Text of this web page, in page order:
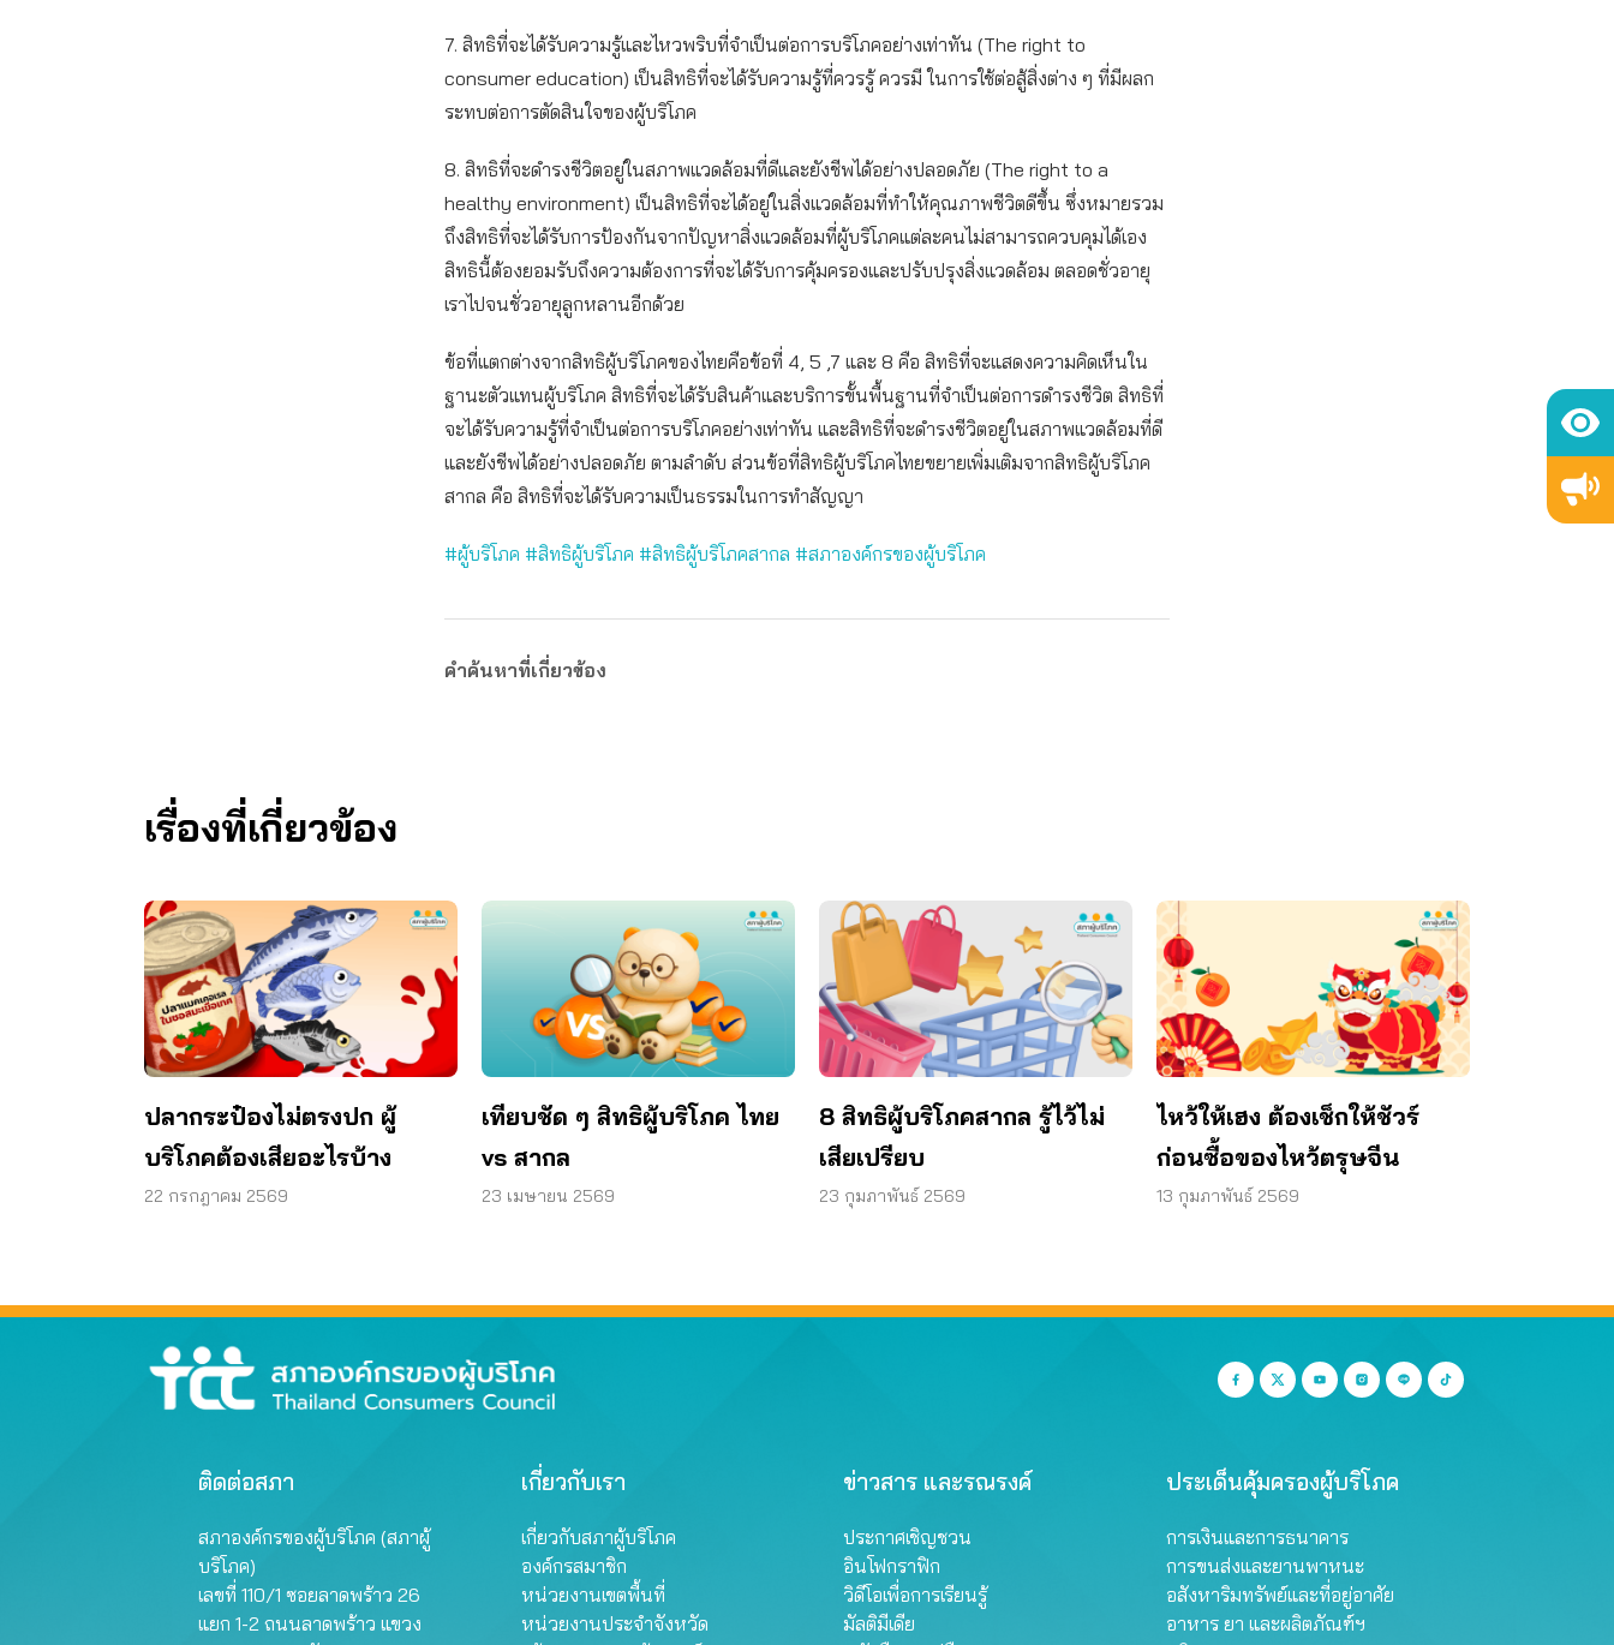
7. สิทธิที่จะได้รับความรู้และไหวพริบที่จำเป็นต่อการบริโภคอย่างเท่าทัน (The right to
consumer education) เป็นสิทธิที่จะได้รับความรู้ที่ควรรู้ ควรมี ในการใช้ต่อสู้สิ่งต่าง ๆ ที่มีผลก
ระทบต่อการตัดสินใจของผู้บริโภค
8. สิทธิที่จะดำรงชีวิตอยู่ในสภาพแวดล้อมที่ดีและยังชีพได้อย่างปลอดภัย (The right to a
healthy environment) เป็นสิทธิที่จะได้อยู่ในสิ่งแวดล้อมที่ทำให้คุณภาพชีวิตดีขึ้น ซึ่งหมายรวม
ถึงสิทธิที่จะได้รับการป้องกันจากปัญหาสิ่งแวดล้อมที่ผู้บริโภคแต่ละคนไม่สามารถควบคุมได้เอง
สิทธินี้ต้องยอมรับถึงความต้องการที่จะได้รับการคุ้มครองและปรับปรุงสิ่งแวดล้อม ตลอดชั่วอายุ
เราไปจนชั่วอายุลูกหลานอีกด้วย
ข้อที่แตกต่างจากสิทธิผู้บริโภคของไทยคือข้อที่ 4, 5 ,7 และ 8 คือ สิทธิที่จะแสดงความคิดเห็นใน
ฐานะตัวแทนผู้บริโภค สิทธิที่จะได้รับสินค้าและบริการขั้นพื้นฐานที่จำเป็นต่อการดำรงชีวิต สิทธิที่
จะได้รับความรู้ที่จำเป็นต่อการบริโภคอย่างเท่าทัน และสิทธิที่จะดำรงชีวิตอยู่ในสภาพแวดล้อมที่ดี
และยังชีพได้อย่างปลอดภัย ตามลำดับ ส่วนข้อที่สิทธิผู้บริโภคไทยขยายเพิ่มเติมจากสิทธิผู้บริโภค
สากล คือ สิทธิที่จะได้รับความเป็นธรรมในการทำสัญญา
#ผู้บริโภค #สิทธิผู้บริโภค #สิทธิผู้บริโภคสากล #สภาองค์กรของผู้บริโภค
คำค้นหาที่เกี่ยวข้อง
เรื่องที่เกี่ยวข้อง
ปลากระป๋องไม่ตรงปก ผู้
บริโภคต้องเสียอะไรบ้าง
22 กรกฎาคม 2569
เทียบชัด ๆ สิทธิผู้บริโภค ไทย
vs สากล
23 เมษายน 2569
8 สิทธิผู้บริโภคสากล รู้ไว้ไม่
เสียเปรียบ
23 กุมภาพันธ์ 2569
ไหว้ให้เฮง ต้องเช็กให้ชัวร์
ก่อนซื้อของไหว้ตรุษจีน
13 กุมภาพันธ์ 2569
ติดต่อสภา
สภาองค์กรของผู้บริโภค (สภาผู้
บริโภค)
เลขที่ 110/1 ซอยลาดพร้าว 26
แยก 1-2 ถนนลาดพร้าว แขวง
เกี่ยวกับเรา
เกี่ยวกับสภาผู้บริโภค
องค์กรสมาชิก
หน่วยงานเขตพื้นที่
หน่วยงานประจำจังหวัด
ข่าวสาร และรณรงค์
ประกาศเชิญชวน
อินโฟกราฟิก
วิดีโอเพื่อการเรียนรู้
มัลติมีเดีย
ประเด็นคุ้มครองผู้บริโภค
การเงินและการธนาคาร
การขนส่งและยานพาหนะ
อสังหาริมทรัพย์และที่อยู่อาศัย
อาหาร ยา และผลิตภัณฑ์ฯ